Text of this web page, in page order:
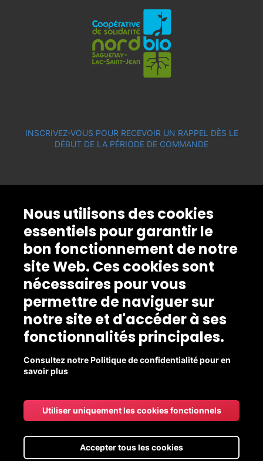
INSCRIVEZ-VOUS POUR RECEVOIR UN RAPPEL DÈS LE
DÉBUT DE LA PÉRIODE DE COMMANDE
Nous utilisons des cookies
essentiels pour garantir le
bon fonctionnement de notre
site Web. Ces cookies sont
nécessaires pour vous
permettre de naviguer sur
notre site et d'accéder à ses
fonctionnalités principales.
Consultez notre Politique de confidentialité pour en
savoir plus
Utiliser uniquement les cookies fonctionnels
Accepter tous les cookies